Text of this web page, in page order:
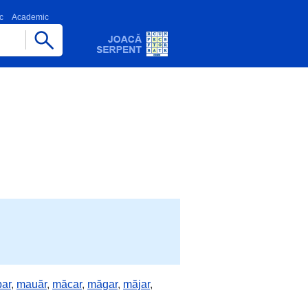
Academic
, mauăr, măcar, măgar, măjar,